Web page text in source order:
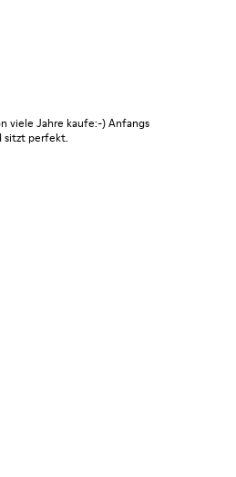
viele Jahre kaufe:-) Anfangs
sitzt perfekt.